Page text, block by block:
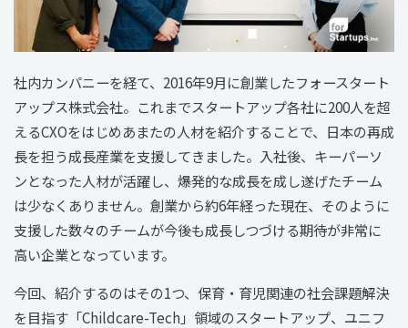
社内カンパニーを経て、2016年9月に創業したフォースタート
アップス株式会社。これまでスタートアップ各社に200人を超
えるCXOをはじめあまたの人材を紹介することで、日本の再成
長を担う成長産業を支援してきました。入社後、キーパーソ
ンとなった人材が活躍し、爆発的な成長を成し遂げたチーム
は少なくありません。創業から約6年経った現在、そのように
支援した数々のチームが今後も成長しつづける期待が非常に
高い企業となっています。
今回、紹介するのはその1つ、保育・育児関連の社会課題解決
を目指す「Childcare-Tech」領域のスタートアップ、ユニフ